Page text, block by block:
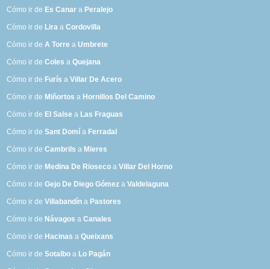
Cómo ir de Es Canar a Peralejo
Cómo ir de Lira aCordovilla
Cómo ir deA Torre aUmbrete
Cómo ir deColes aQuejana
Cómo ir de Furís aVillar De Acero
Cómo ir de Miñortos a Hornillos Del Camino
Cómo ir de El Salse a Las Fraguas
Cómo ir deSant Domí a Ferradal
Cómo ir deCambrils a Mieres
Cómo ir de Medina De Rioseco aVillar Del Horno
Cómo ir deGejo De Diego Gómez aValdelaguna
Cómo ir deVillabandín a Pastores
Cómo ir de Návagos aCanales
Cómo ir de Hacinas aQueixans
Cómo ir deSotalbo a Lo Pagán